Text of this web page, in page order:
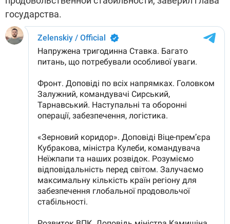
государства.